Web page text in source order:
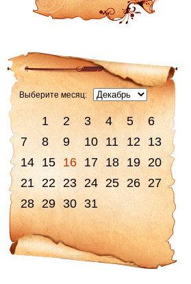
Выберите месяц:
1 2 3 4 5
6
7
8 9 10 11 12 13
14 15 16 17 18 19 20
21 22 23 24 25 26 27
28 29 30 31